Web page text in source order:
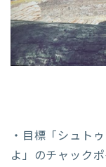
・目標「シュト
よ」のチャック